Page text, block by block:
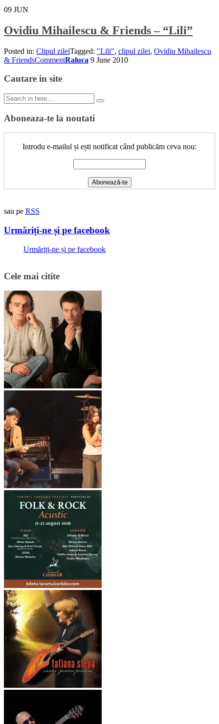
09 JUN
Ovidiu Mihailescu & Friends – “Lili”
Posted in: Clipul zileiTagged: "Lili", clipul zilei, Ovidiu Mihailescu
& FriendsCommentRaluca 9 June 2010
Cautare in site
Search
for:
Aboneaza-te la noutati
Introdu e-mailul și ești notificat când publicăm ceva nou:
sau pe RSS
Urmăriți-ne și pe facebook
Urmăriți-ne și pe facebook
Cele mai citite